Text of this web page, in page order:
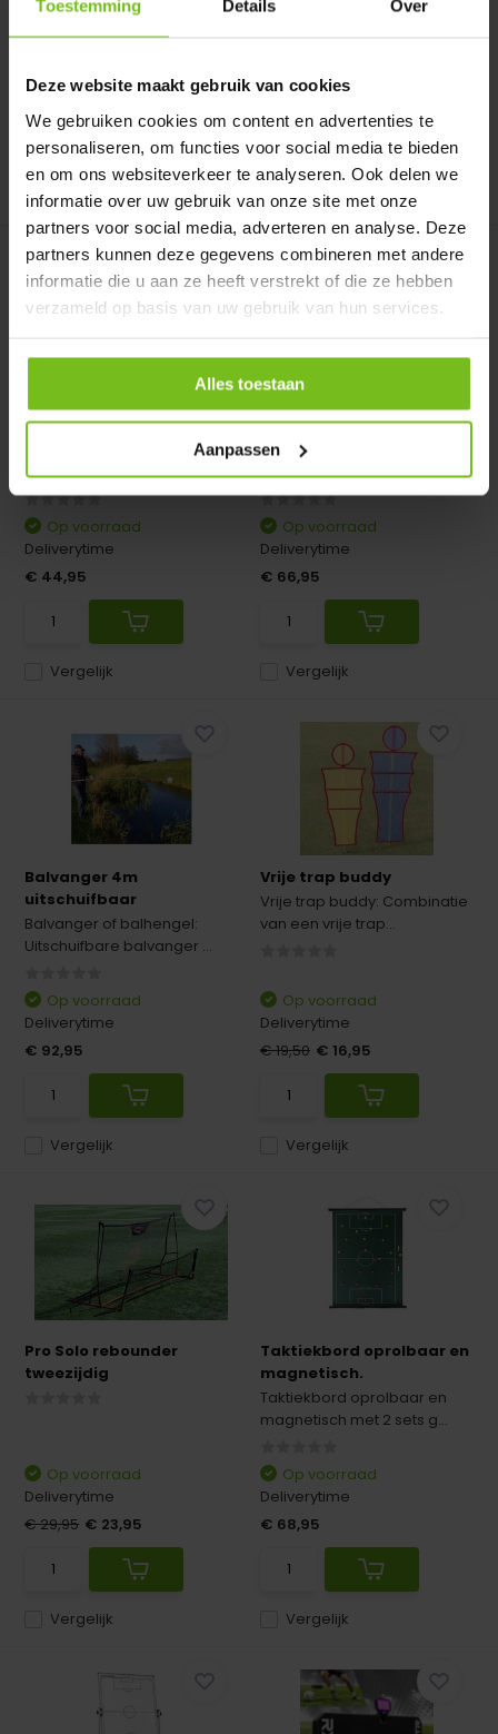
Toestemming Details Over
Deze website maakt gebruik van cookies
We gebruiken cookies om content en advertenties te
personaliseren, om functies voor social media te bieden
en om ons websiteverkeer te analyseren. Ook delen we
informatie over uw gebruik van onze site met onze
partners voor social media, adverteren en analyse. Deze
partners kunnen deze gegevens combineren met andere
informatie die u aan ze heeft verstrekt of die ze hebben
verzameld op basis van uw gebruik van hun services.
Alles toestaan
Aanpassen
Vergelijk
Deliverytime
Vergelijk
Deliverytime
Bidonkrat (extra stevig)
met 10 bidons i...
Bidonkrat (extra stevig) met
10 bidons. Kies de ...
Vergelijk
Op voorraad
Deliverytime
€ 44,95
125cm
UPVC Jeugdgoal 2,45x1,25:
van lichtgewicht en on...
Vergelijk
Op voorraad
Deliverytime
€ 66,95
Balvanger 4m
uitschuifbaar
Balvanger of balhengel:
Uitschuifbare balvanger ...
Vergelijk
Op voorraad
Deliverytime
€ 92,95
Vrije trap buddy
Vrije trap buddy: Combinatie
van een vrije trap...
Vergelijk
Op voorraad
Deliverytime
€ 19,50 € 16,95
Pro Solo rebounder
tweezijdig
Vergelijk
Op voorraad
Deliverytime
€ 29,95 € 23,95
Taktiekbord oprolbaar en
magnetisch.
Taktiekbord oprolbaar en
magnetisch met 2 sets g...
Vergelijk
Op voorraad
Deliverytime
€ 68,95